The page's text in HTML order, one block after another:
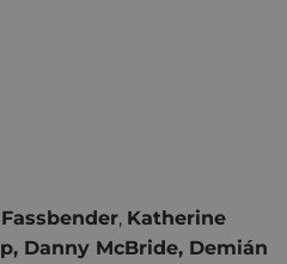
, Katherine
Danny McBride, Demián